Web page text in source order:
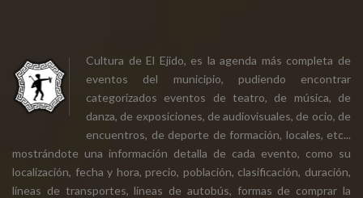
Cultura de El Ejido, es la agenda más completa de
eventos del municipio, pudiendo encontrar
categorizados eventos de teatro, de música, de
danza, de exposiciones, de audiovisuales, de ocio, de
encuentros, de deporte de formación, locales, etc...
mostrándote una información detalla de cada evento, como su
localización, fecha y hora, precio, población, clasificación, duración,
líneas de transportes, líneas de autobús, formas de comprar la